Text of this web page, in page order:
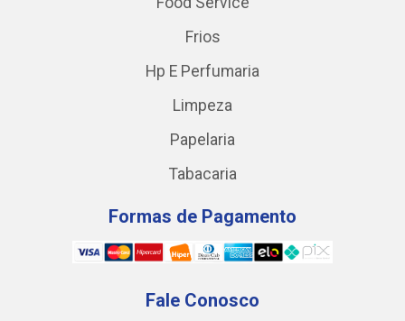
Frios
Hp E Perfumaria
Limpeza
Papelaria
Tabacaria
Formas de Pagamento
Fale Conosco